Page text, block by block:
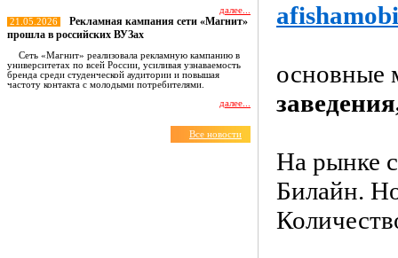
далее...
21.05.2026
Рекламная кампания сети «Магнит»
прошла в российских ВУЗах
Сеть «Магнит» реализовала рекламную кампанию в
университетах по всей России, усиливая узнаваемость
бренда среди студенческой аудитории и повышая
частоту контакта с молодыми потребителями.
далее...
Все новости
основные
На рынке
Билайн.